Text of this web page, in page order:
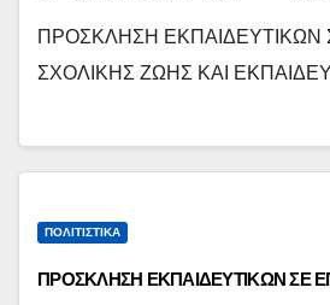
ΠΡΟΣΚΛΗΣΗ ΕΚΠΑΙΔΕΥΤΙΚΩΝ
ΣΧΟΛΙΚΗΣ ΖΩΗΣ ΚΑΙ
ΠΟΛΙΤΙΣΤΙΚΆ
ΠΡΟΣΚΛΗΣΗ ΕΚΠΑΙΔΕΥΤΙΚΩΝ ΣΕ